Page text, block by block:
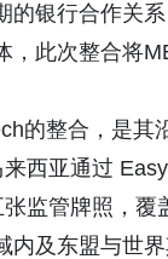
的银行合作关
，此次整合将
的整合，是其
西亚通过
监管牌照，
内及东盟与世